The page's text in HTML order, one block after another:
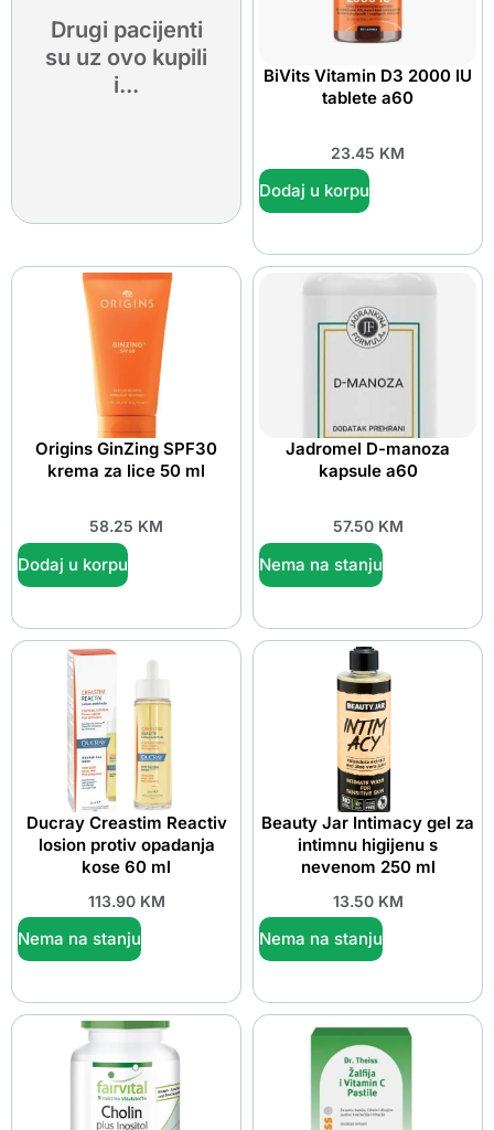
Drugi pacijenti
su uz ovo kupili
i...
BiVits Vitamin D3 2000 IU
tablete a60
23.45 KM
Dodaj u korpu
Origins GinZing SPF30
krema za lice 50 ml
58.25 KM
Dodaj u korpu
Jadromel D-manoza
kapsule a60
57.50 KM
Nema na stanju
Ducray Creastim Reactiv
losion protiv opadanja
kose 60 ml
113.90 KM
Nema na stanju
Beauty Jar Intimacy gel za
intimnu higijenu s
nevenom 250 ml
13.50 KM
Nema na stanju